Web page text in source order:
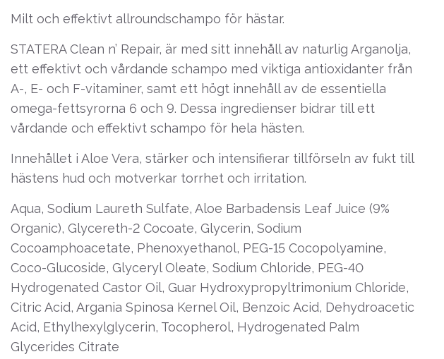
Milt och effektivt allroundschampo för hästar.
STATERA Clean n’ Repair, är med sitt innehåll av naturlig Arganolja,
ett effektivt och vårdande schampo med viktiga antioxidanter från
A-, E- och F-vitaminer, samt ett högt innehåll av de essentiella
omega-fettsyrorna 6 och 9. Dessa ingredienser bidrar till ett
vårdande och effektivt schampo för hela hästen.
Innehållet i Aloe Vera, stärker och intensifierar tillförseln av fukt till
hästens hud och motverkar torrhet och irritation.
Aqua, Sodium Laureth Sulfate, Aloe Barbadensis Leaf Juice (9%
Organic), Glycereth-2 Cocoate, Glycerin, Sodium
Cocoamphoacetate, Phenoxyethanol, PEG-15 Cocopolyamine,
Coco-Glucoside, Glyceryl Oleate, Sodium Chloride, PEG-40
Hydrogenated Castor Oil, Guar Hydroxypropyltrimonium Chloride,
Citric Acid, Argania Spinosa Kernel Oil, Benzoic Acid, Dehydroacetic
Acid, Ethylhexylglycerin, Tocopherol, Hydrogenated Palm
Glycerides Citrate